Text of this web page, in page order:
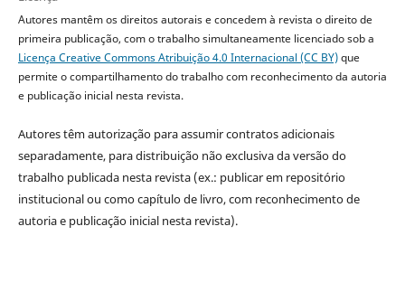
Autores mantêm os direitos autorais e concedem à revista o direito de
primeira publicação, com o trabalho simultaneamente licenciado sob a
Licença Creative Commons Atribuição 4.0 Internacional (CC BY)que
permite o compartilhamento do trabalho com reconhecimento da autoria
e publicação inicial nesta revista.
Autores têm autorização para assumir contratos adicionais
separadamente, para distribuição não exclusiva da versão do
trabalho publicada nesta revista (ex.: publicar em repositório
institucional ou como capítulo de livro, com reconhecimento de
autoria e publicação inicial nesta revista).